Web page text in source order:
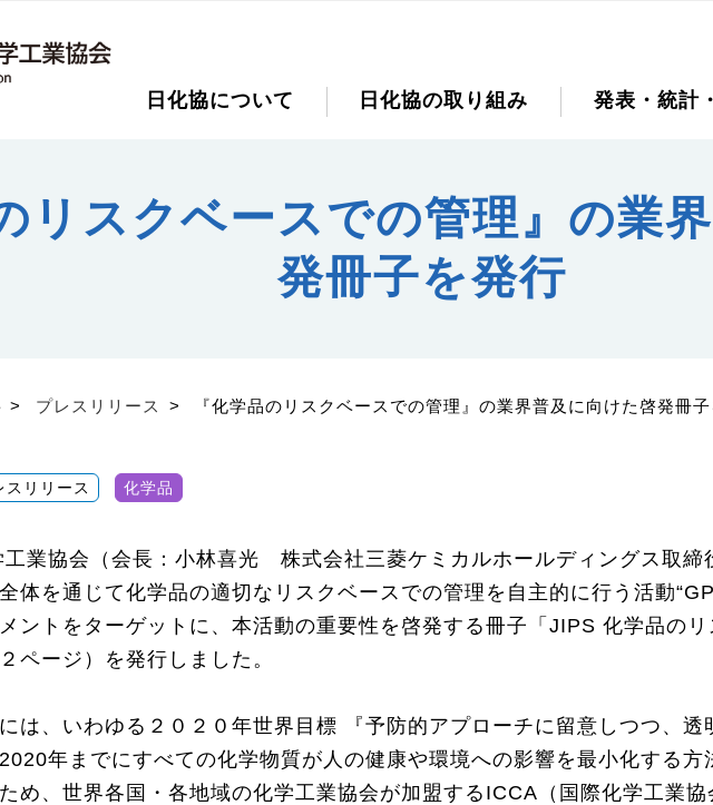
日化協について 日化協の取り組み 発表・統計
リスクベースでの管理』の業
発冊子を発行
> プレスリリース > 『化学品のリスクベースでの管理』の業界普及に向けた啓発冊
スリリース 化学品
工業協会（会長：小林喜光 株式会社三菱ケミカルホールディングス取
体を通じて化学品の適切なリスクベースでの管理を自主的に行う活動
ントをターゲットに、本活動の重要性を啓発する冊子「JIPS 化学品の
ページ）を発行しました。
は、いわゆる２０２０年世界目標 『予防的アプローチに留意しつつ、透
年までにすべての化学物質が人の健康や環境への影響を最小化する方
め、世界各国・各地域の化学工業協会が加盟するICCA（国際化学工業